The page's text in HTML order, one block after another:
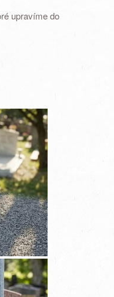
upravíme do